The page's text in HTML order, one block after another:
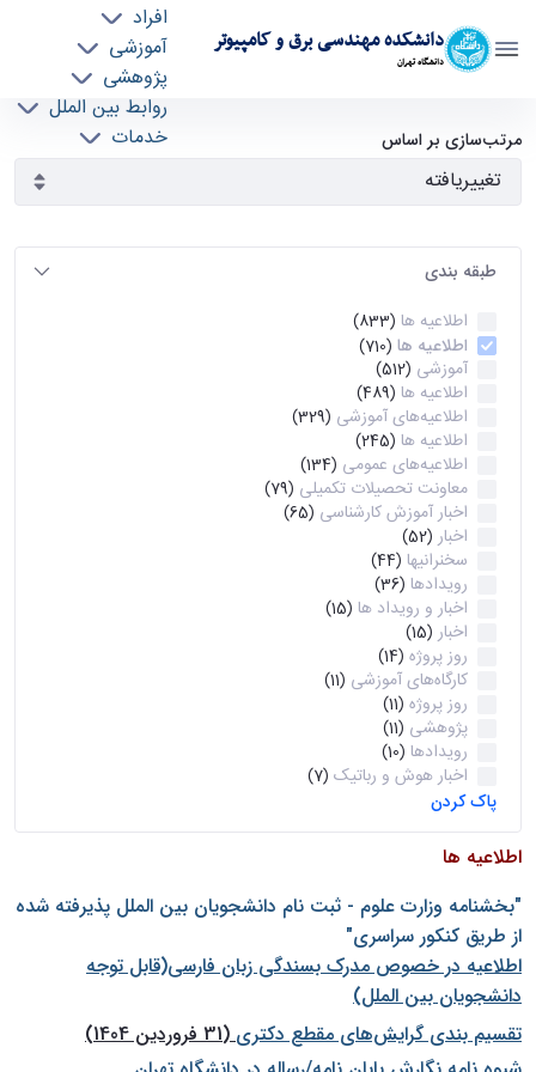
دانشکده مهندسی برق و کامپیوتر
دانشگاه تهران
افراد
آموزشی
پژوهشی
روابط بین الملل
خدمات
آرشیو اطلاعیه ها - ece- دانشکده مهندسی برق و
کامپیوتر
مرتب‌سازی بر اساس
طبقه بندی
اطلاعیه ها (833)
اطلاعیه ها (710)
آموزشی (512)
اطلاعیه ها (489)
اطلاعیه‌های‌ آموزشی (329)
اطلاعیه ها (245)
اطلاعیه‌های عمومی (134)
معاونت تحصیلات تکمیلی (79)
اخبار آموزش کارشناسی (65)
اخبار (52)
سخنرانیها (44)
رویدادها (36)
اخبار و رویداد ها (15)
اخبار (15)
روز پروژه (14)
کارگاه‌های آموزشی (11)
روز پروژه (11)
پژوهشی (11)
رویدادها (10)
اخبار هوش و رباتیک (7)
پاک کردن
اطلاعیه ها
"بخشنامه وزارت علوم - ثبت نام دانشجويان بين الملل پذيرفته شده
از طريق كنكور سراسری"
اطلاعیه در خصوص مدرک بسندگی زبان فارسی(قابل توجه
دانشجویان بین الملل)
تقسیم بندی گرایش‌های مقطع دکتری(31 فروردین 1404)